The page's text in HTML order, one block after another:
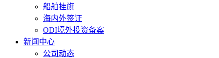
船舶挂旗
海内外签证
ODI境外投资备案
新闻中心
公司动态